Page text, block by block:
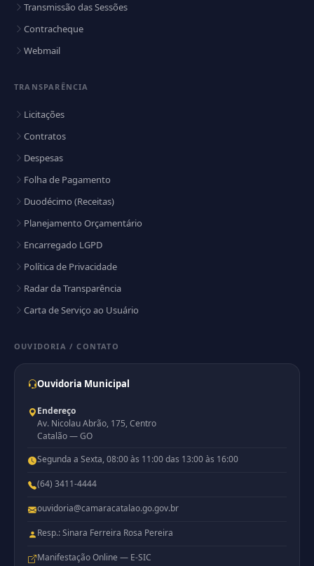
Transmissão das Sessões
Contracheque
Webmail
TRANSPARÊNCIA
Licitações
Contratos
Despesas
Folha de Pagamento
Duodécimo (Receitas)
Planejamento Orçamentário
Encarregado LGPD
Política de Privacidade
Radar da Transparência
Carta de Serviço ao Usuário
OUVIDORIA / CONTATO
Ouvidoria Municipal
Endereço
Av. Nicolau Abrão, 175, Centro
Catalão — GO
Segunda a Sexta, 08:00 às 11:00 das 13:00 às 16:00
(64) 3411-4444
ouvidoria@camaracatalao.go.gov.br
Resp.: Sinara Ferreira Rosa Pereira
Manifestação Online — E-SIC